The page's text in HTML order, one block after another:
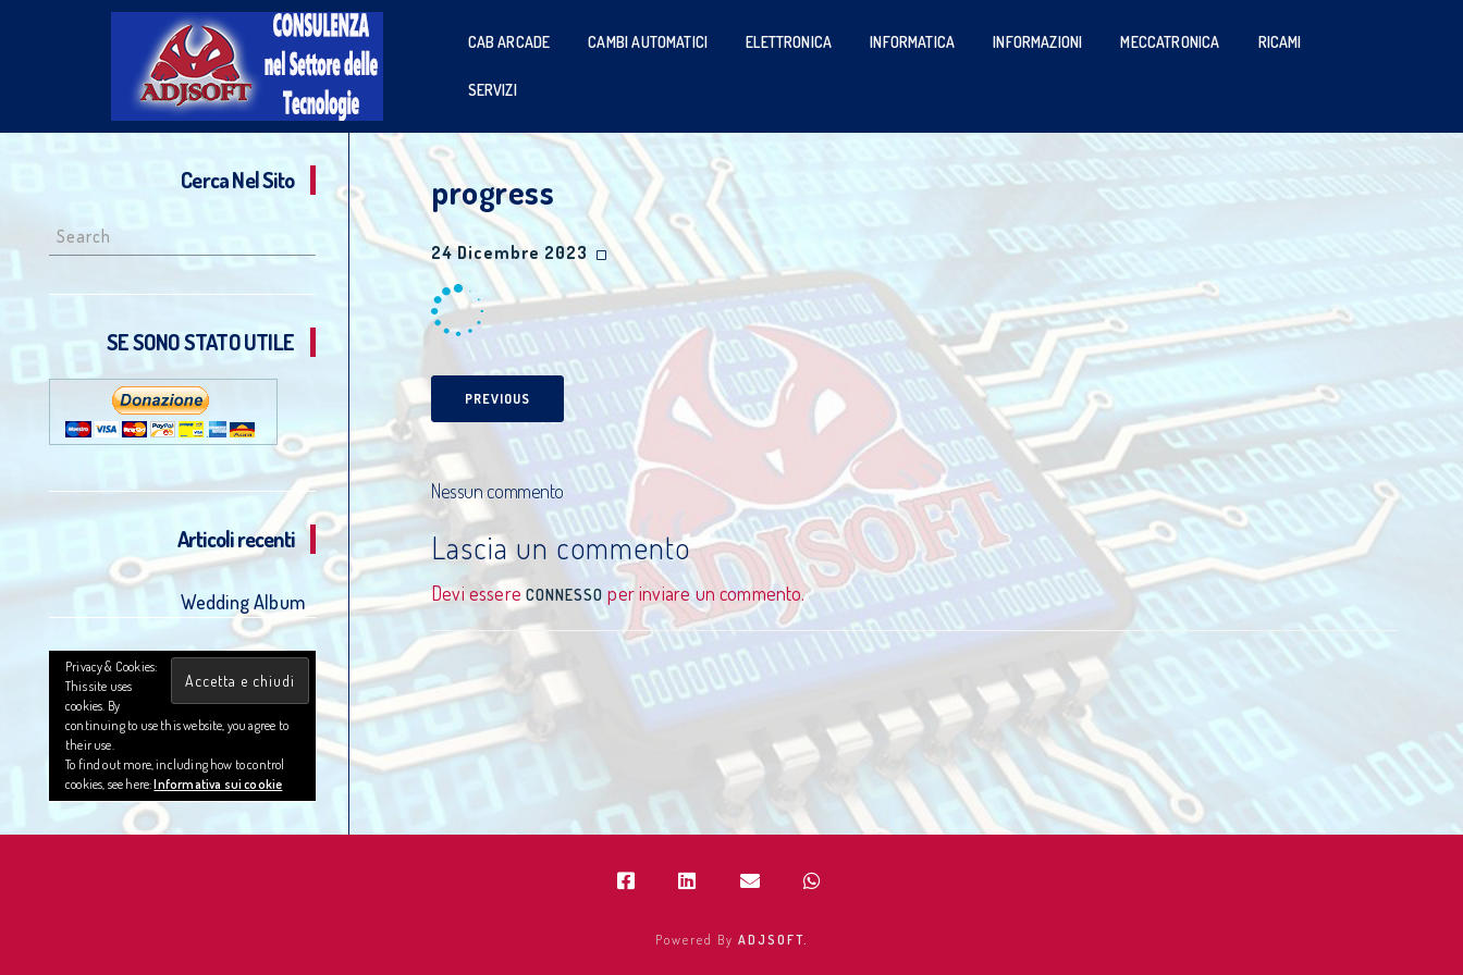
CAB ARCADE CAMBI AUTOMATICI ELETTRONICA INFORMATICA INFORMAZIONI MECCATRONICA RICAMI
SERVIZI
Cerca Nel Sito
Search
for:
SE SONO STATO UTILE
Articoli recenti
Wedding Album
Privacy & Cookies:
This site uses
cookies. By
continuing to use this website, you agree to
their use.
To find out more, including how to control
cookies, see here:Informativa sui cookie
progress
24 Dicembre 2023
PREVIOUS
Nessun commento
Lascia un commento
Devi essereCONNESSO per inviare un commento.
Powered By ADJSOFT.